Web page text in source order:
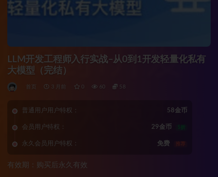
LLM开发工程师入行实战–从0到1开发轻量化私有
大模型（完结）
首页 3 月前 0 60 58
普通用户用户特权： 58金币
会员用户特权： 29金币 5折
永久会员用户特权： 免费 推荐
有效期：购买后永久有效